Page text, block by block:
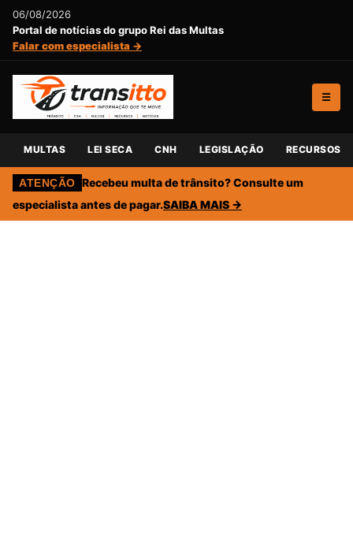
06/08/2026
Portal de notícias do grupo Rei das Multas
Falar com especialista →
☰
MULTAS LEI SECA CNH LEGISLAÇÃO RECURSOS
ATENÇÃO Recebeu multa de trânsito? Consulte um
especialista antes de pagar.SAIBA MAIS →